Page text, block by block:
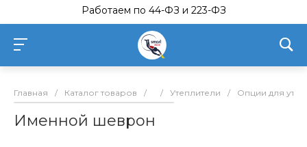
Работаем по 44-ФЗ и 223-ФЗ
Главная / Каталог товаров / / Утеплители / Опции для
Именной шеврон